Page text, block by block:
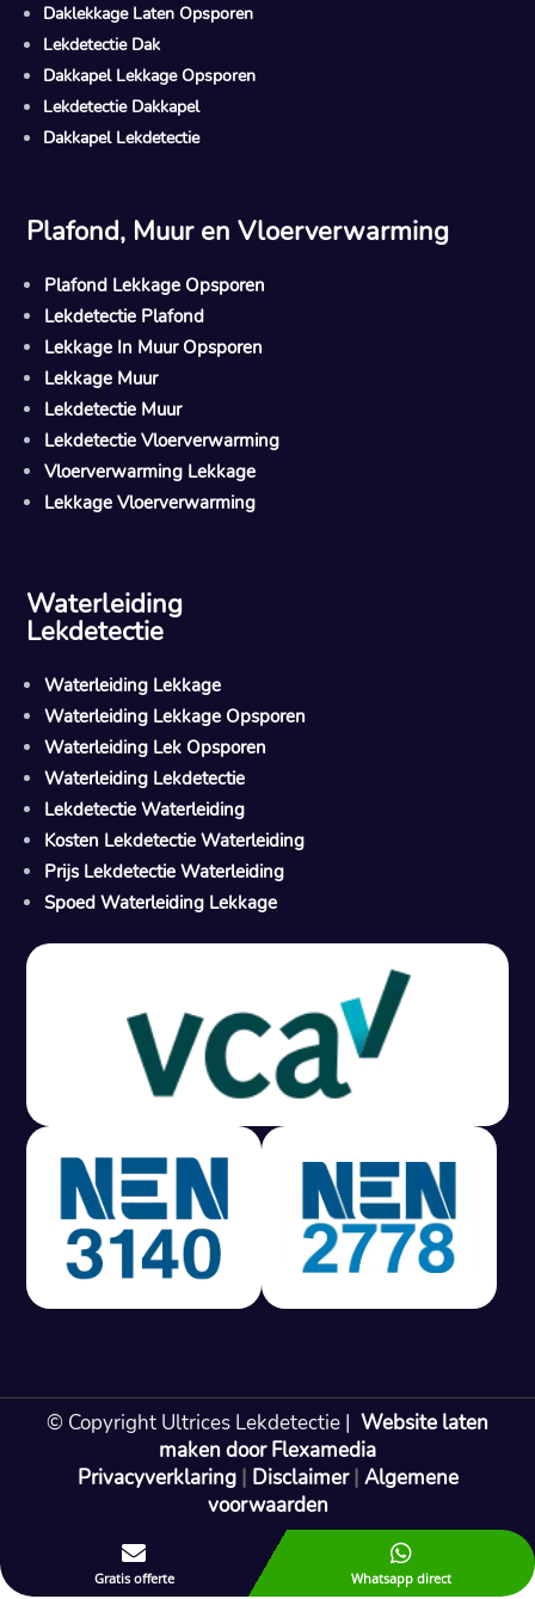
M
Gratis offerte in 24 uur
Geen lekkage? Geen betaling.
Vast tarief van € 395,- exc btw.
Rapport binnen 3 werkdagen.
100% RIsicovrij.
Vaak vergoed door verzekeraar.
Gratis offerte in 24 uur
Bel: 085 080 55 42
Daklekkage Laten Opsporen
Lekdetectie Dak
Dakkapel Lekkage Opsporen
Lekdetectie Dakkapel
Dakkapel Lekdetectie
Plafond, Muur en Vloerverwarming
Plafond Lekkage Opsporen
Lekdetectie Plafond
Lekkage In Muur Opsporen
Lekkage Muur
Lekdetectie Muur
Lekdetectie Vloerverwarming
Vloerverwarming Lekkage
Lekkage Vloerverwarming
Waterleiding
Lekdetectie
Waterleiding Lekkage
Waterleiding Lekkage Opsporen
Waterleiding Lek Opsporen
Waterleiding Lekdetectie
Lekdetectie Waterleiding
Kosten Lekdetectie Waterleiding
Prijs Lekdetectie Waterleiding
Spoed Waterleiding Lekkage
© Copyright Ultrices Lekdetectie | Website laten
maken door Flexamedia
Privacyverklaring| Disclaimer| Algemene
voorwaarden

Gratis offerte

Whatsapp direct